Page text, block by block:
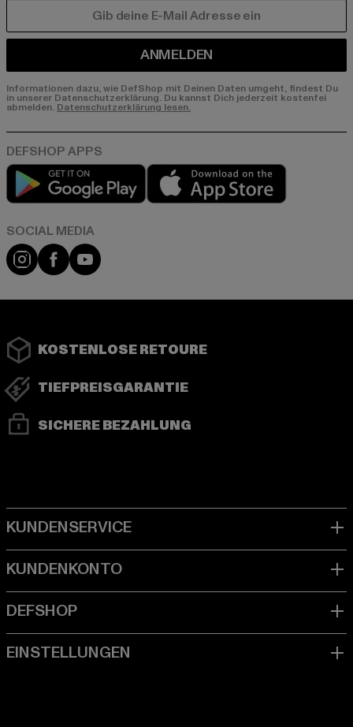
ANMELDEN
Informationen dazu, wie DefShop mit Deinen Daten umgeht, findest Du
in unserer Datenschutzerklärung. Du kannst Dich jederzeit kostenfei
abmelden. Datenschutzerklärung lesen.
Play market
Instagram
FacebookYouTube
KOSTENLOSE RETOURE
TIEFPREISGARANTIE
SICHERE BEZAHLUNG